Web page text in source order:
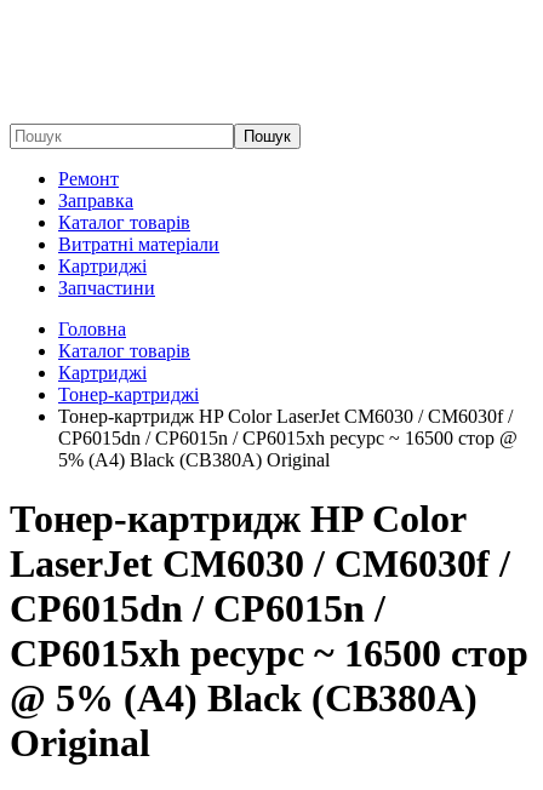
Пошук
Ремонт
Заправка
Каталог товарів
Витратні матеріали
Картриджі
Запчастини
Головна
Каталог товарів
Картриджі
Тонер-картриджі
Тонер-картридж HP Color LaserJet CM6030 / CM6030f /
CP6015dn / CP6015n / CP6015xh ресурс ~ 16500 стор @
5% (A4) Black (CB380A) Original
Тонер-картридж HP Color
LaserJet CM6030 / CM6030f /
CP6015dn / CP6015n /
CP6015xh ресурс ~ 16500 стор
@ 5% (A4) Black (CB380A)
Original